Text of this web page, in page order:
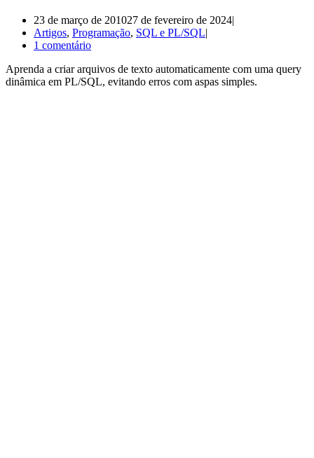
23 de março de 201027 de fevereiro de 2024
Artigos, Programação, SQL e PL/SQL
1 comentário
Aprenda a criar arquivos de texto automaticamente com uma query
dinâmica em PL/SQL, evitando erros com aspas simples.